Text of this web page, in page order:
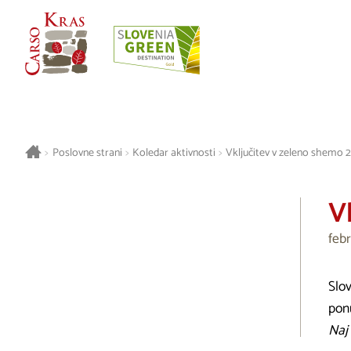
> Poslovne strani > Koledar aktivnosti > Vključitev v zeleno shemo